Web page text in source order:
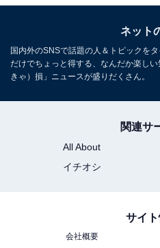
ネット
国内外のSNSで話題の人＆トピックを
だけでちょっと得する、なんだか楽し
きゃ）損」ニュースが盛りだくさん。
関連サ
All About
イチオシ
サイ
会社概要